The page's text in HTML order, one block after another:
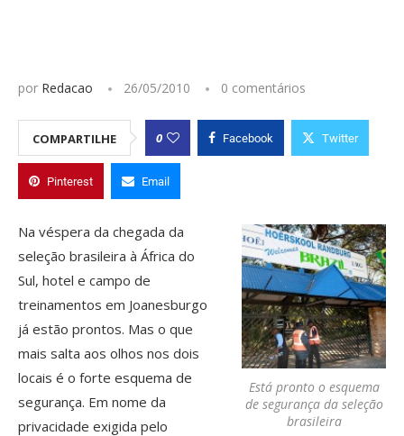
por Redacao 26/05/2010 0 comentários
COMPARTILHE 0 Facebook Twitter
Pinterest Email
Está pronto o esquema
de segurança da seleção
brasileira
Na véspera da chegada da
seleção brasileira à África do
Sul, hotel e campo de
treinamentos em Joanesburgo
já estão prontos. Mas o que
mais salta aos olhos nos dois
locais é o forte esquema de
segurança. Em nome da
privacidade exigida pelo